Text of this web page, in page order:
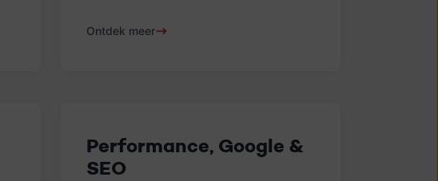
Ontdek meer
Performance, Google &
SEO